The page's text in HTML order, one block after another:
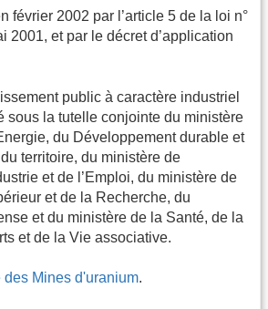
février 2002 par l’article 5 de la loi n°
2001, et par le décret d’application
public à caractère industriel
sous la tutelle conjointe du ministère
du Développement durable et
territoire, du ministère de
et de l’Emploi, du ministère de
et de la Recherche, du
et du ministère de la Santé, de la
et de la Vie associative.
des Mines d'uranium.